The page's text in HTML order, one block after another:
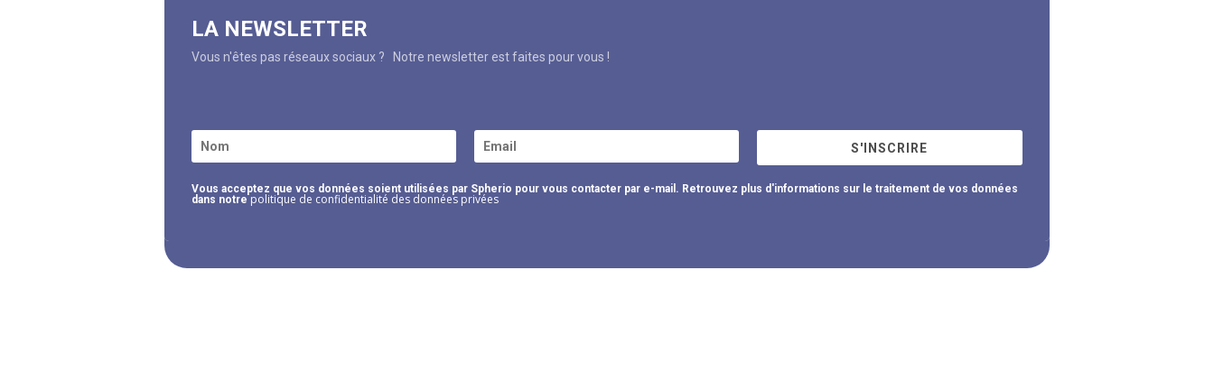
LA NEWSLETTER
Vous n'êtes pas réseaux sociaux ? Notre newsletter est faites pour vous !
S'INSCRIRE
Vous acceptez que vos données soient utilisées par Spherio pour vous contacter par e-mail. Retrouvez plus d'informations sur le traitement de vos données
dans notre politique de confidentialité des données privées